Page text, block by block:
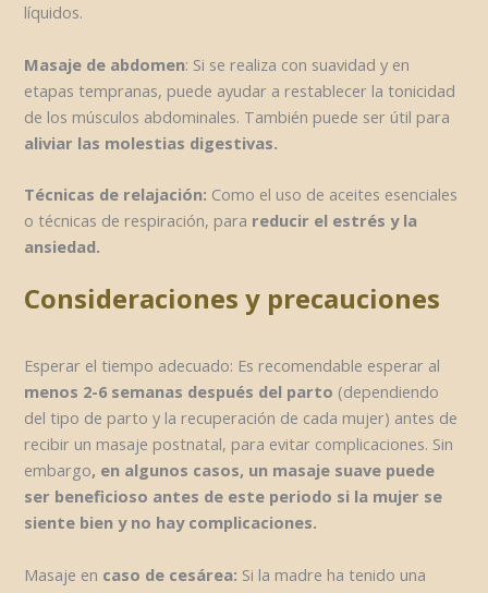
líquidos.
Masaje de abdomen: Si se realiza con suavidad y en
etapas tempranas, puede ayudar a restablecer la tonicidad
de los músculos abdominales. También puede ser útil para
aliviar las molestias digestivas.
Técnicas de relajación: Como el uso de aceites esenciales
o técnicas de respiración, para reducir el estrés y la
ansiedad.
Consideraciones y precauciones
Esperar el tiempo adecuado: Es recomendable esperar al
menos 2-6 semanas después del parto (dependiendo
del tipo de parto y la recuperación de cada mujer) antes de
recibir un masaje postnatal, para evitar complicaciones. Sin
embargo, en algunos casos, un masaje suave puede
ser beneficioso antes de este periodo si la mujer se
siente bien y no hay complicaciones.
Masaje en caso de cesárea: Si la madre ha tenido una